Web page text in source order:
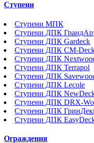
Ступени
Ступени МПК
Ступени ДПК
Ступени ДПК Gardeck
Ступени ДПК CM-
Ступени ДПК
Ступени ДПК Terrapol
Ступени ДПК
Ступени ДПК Lecole
Ступени ДПК
Ступени ДПК DRX-
Ступени ДПК
Ступени ДПК
Ограждения